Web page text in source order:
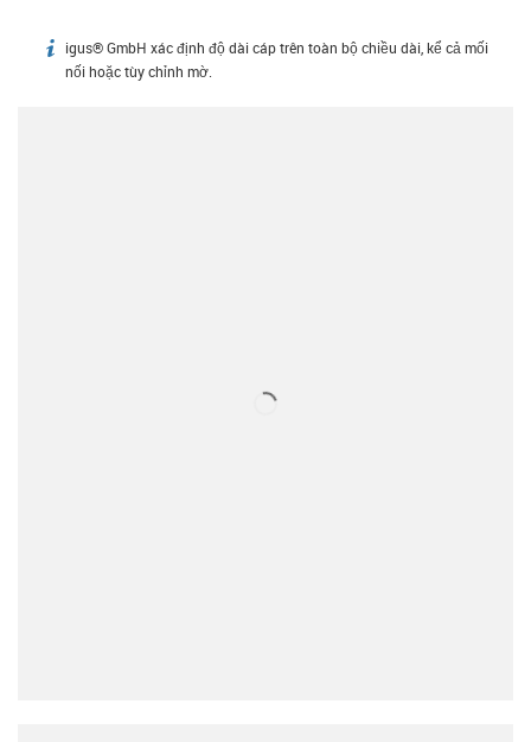
igus-icon-info
igus® GmbH xác định độ dài cáp trên toàn bộ chiều dài, kể cả mối
nối hoặc tùy chỉnh mờ.